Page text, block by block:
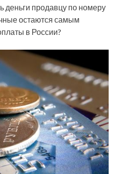
деньги продавцу по номеру
остаются самым
в России?